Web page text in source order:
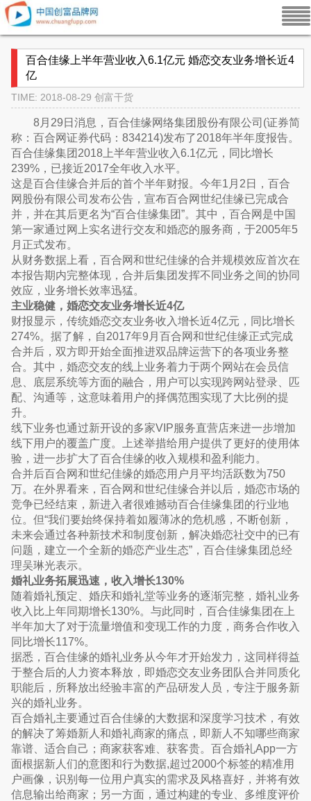
百合佳缘上半年营业收入6.1亿元 婚恋交友业务增长近4
亿
TIME: 2018-08-29 创富干货
8月29日消息，百合佳缘网络集团股份有限公司(证券简
称：百合网证券代码：834214)发布了2018年半年度报告。
百合佳缘集团2018上半年营业收入6.1亿元，同比增长
239%，已接近2017全年收入水平。
这是百合佳缘合并后的首个半年财报。今年1月2日，百合
网股份有限公司发布公告，宣布百合网世纪佳缘已完成合
并，并在其后更名为“百合佳缘集团”。其中，百合网是中国
第一家通过网上实名进行交友和婚恋的服务商，于2005年5
月正式发布。
从财务数据上看，百合网和世纪佳缘的合并规模效应首次在
本报告期内完整体现，合并后集团发挥不同业务之间的协同
效应，业务增长效率迅猛。
主业稳健，婚恋交友业务增长近4亿
财报显示，传统婚恋交友业务收入增长近4亿元，同比增长
274%。据了解，自2017年9月百合网和世纪佳缘正式完成
合并后，双方即开始全面推进双品牌运营下的各项业务整
合。其中，婚恋交友的线上业务着力于两个网站在会员信
息、底层系统等方面的融合，用户可以实现跨网站登录、匹
配、沟通等，这意味着用户的择偶范围实现了大比例的提
升。
线下业务也通过新开设的多家VIP服务直营店来进一步增加
线下用户的覆盖广度。上述举措给用户提供了更好的使用体
验，进一步扩大了百合佳缘的收入规模和盈利能力。
合并后百合网和世纪佳缘的婚恋用户月平均活跃数为750
万。在外界看来，百合网和世纪佳缘合并以后，婚恋市场的
竞争已经结束，新进入者很难撼动百合佳缘集团的行业地
位。但“我们要始终保持着如履薄冰的危机感，不断创新，
未来会通过各种新技术和制度创新，解决婚恋社交中的已有
问题，建立一个全新的婚恋产业生态”，百合佳缘集团总经
理吴琳光表示。
婚礼业务拓展迅速，收入增长130%
随着婚礼预定、婚庆和婚礼堂等业务的逐渐完整，婚礼业务
收入比上年同期增长130%。与此同时，百合佳缘集团在上
半年加大了对于流量增值和变现工作的力度，商务合作收入
同比增长117%。
据悉，百合佳缘的婚礼业务从今年才开始发力，这同样得益
于整合后的人力资本释放，即婚恋交友业务团队合并同质化
职能后，所释放出经验丰富的产品研发人员，专注于服务新
兴的婚礼业务。
百合婚礼主要通过百合佳缘的大数据和深度学习技术，有效
的解决了筹婚新人和婚礼商家的痛点，即新人不知哪些商家
靠谱、适合自己；商家获客难、获客贵。百合婚礼App一方
面根据新人们的意图和行为数据,超过2000个标签的精准用
户画像，识别每一位用户真实的需求及风格喜好，并将有效
信息输出给商家；另一方面，通过构建的专业、多维度评价